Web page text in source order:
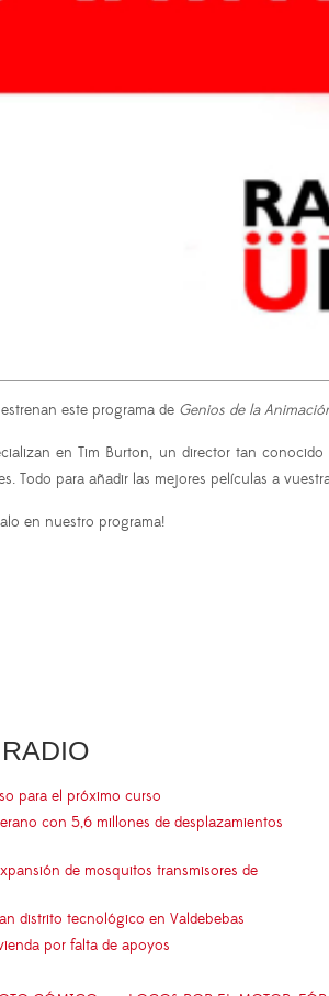
este programa de Genios de la
en Tim Burton, un director tan
Todo para añadir las mejores películas a
en nuestro programa!
para el próximo curso
con 5,6 millones de desplazamientos
de mosquitos transmisores de
distrito tecnológico en Valdebebas
por falta de apoyos